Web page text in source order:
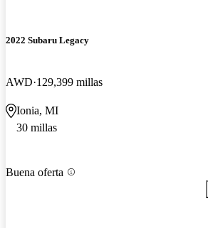
2022 Subaru Legacy
AWD 129,399 millas
Ionia, MI
30 millas
Buena oferta